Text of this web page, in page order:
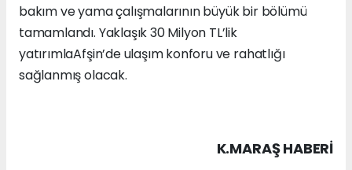
bakım ve yama çalışmalarının büyük bir bölümü
tamamlandı. Yaklaşık 30 Milyon TL’lik
yatırımlaAfşin’de ulaşım konforu ve rahatlığı
sağlanmış olacak.
K.MARAŞ HABERİ